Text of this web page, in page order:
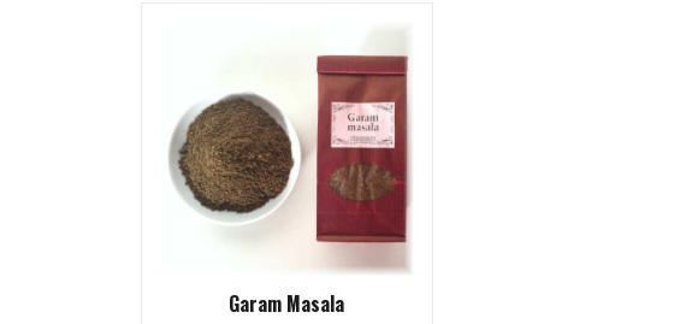
Garam Masala